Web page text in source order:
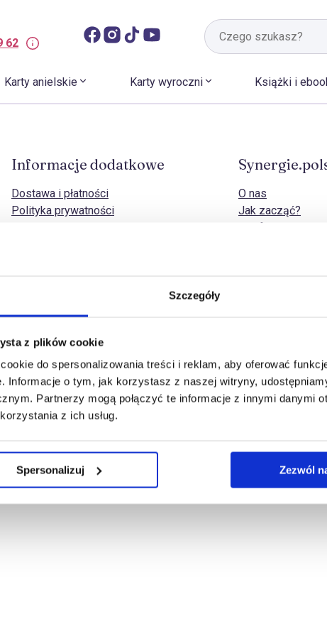
Szczegóły
z plików cookie
do spersonalizowania treści i reklam, aby oferować
Informacje o tym, jak korzystasz z naszej witryny,
Partnerzy mogą połączyć te informacje z innymi danymi
z ich usług.
Spersonalizuj Zezwól
62
Karty anielskie Karty wyroczni Książki i
Informacje dodatkowe
Dostawa i płatności
Polityka prywatności
FAQ – pytania i odpowiedzi
O nas
Jak zacząć?
Strefa B2B
Polska ©2026 | RealizacjaIdeo Force Ideo